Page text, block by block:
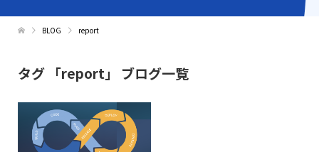
BLOG report
タグ 「report」 ブログ一覧